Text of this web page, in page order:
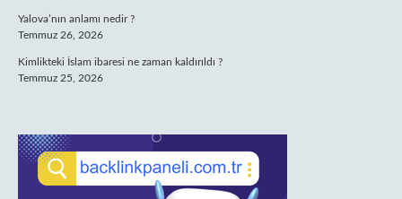
Yalova’nın anlamı nedir ?
Temmuz 26, 2026
Kimlikteki İslam ibaresi ne zaman kaldırıldı ?
Temmuz 25, 2026